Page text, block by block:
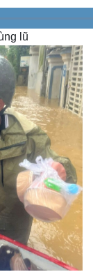
i
n
i
n
g
T
e
lũ